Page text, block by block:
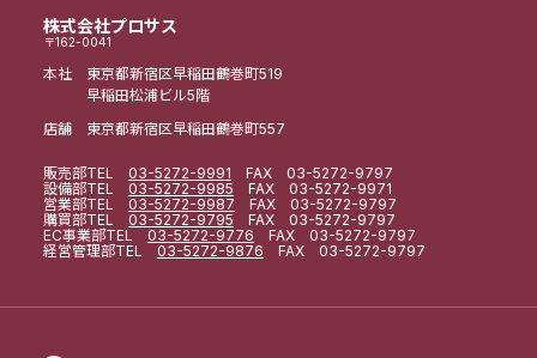
株式会社プロサス
〒162-0041
本社 東京都新宿区早稲田鶴巻町519
早稲田松浦ビル5階
店舗 東京都新宿区早稲田鶴巻町557
販売部TEL 03-5272-9991 FAX 03-5272-9797
設備部TEL 03-5272-9985 FAX 03-5272-9971
営業部TEL 03-5272-9987 FAX 03-5272-9797
購買部TEL 03-5272-9795 FAX 03-5272-9797
EC事業部TEL 03-5272-9776 FAX 03-5272-9797
経営管理部TEL 03-5272-9876 FAX 03-5272-9797